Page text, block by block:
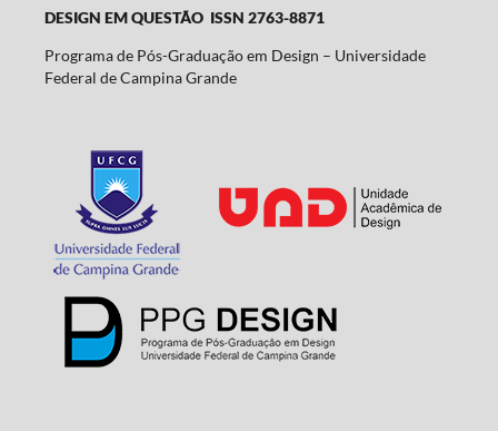
DESIGN EM QUESTÃO ISSN 2763-8871
Programa de Pós-Graduação em Design – Universidade
Federal de Campina Grande